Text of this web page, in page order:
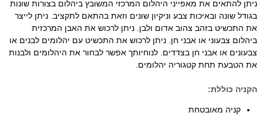
ניתן להתאים את מאפייני היהלום המרכזי המשובץ ביהלום בצורות שונות
בגודל שונה ובאיכות צבע וניקיון שונים וזאת בהתאם לתקציב. ניתן לייצר
את התכשיט בזהב צהוב אדום ולבן. ניתן לרכוש את האבן המרכזית
ביהלום צבעוני או אבני חן. ניתן לרכוש את התכשיט עם יהלומים לבנים או
צבעונים או אבני חן בצדדים. לנוחיותך אפשר לבחור את היהלומים ולבנות
את הטבעת תחת קטגוריה יהלומים.
הקניה כוללת:
קניה מאובטחת